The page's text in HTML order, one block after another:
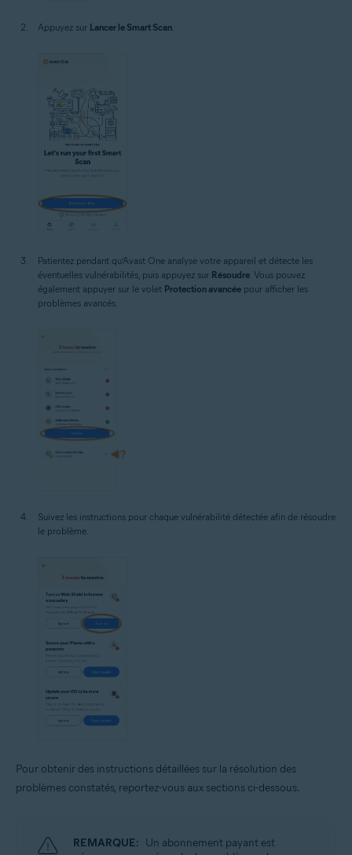
Appuyez sur Lancer le Smart Scan.
Patientez pendant qu’Avast One analyse votre appareil et détecte les
éventuelles vulnérabilités, puis appuyez sur Résoudre. Vous pouvez
également appuyer sur le volet Protection avancée pour afficher les
problèmes avancés.
Suivez les instructions pour chaque vulnérabilité détectée afin de résoudre
le problème.
Pour obtenir des instructions détaillées sur la résolution des
problèmes constatés, reportez-vous aux sections ci-dessous.
REMARQUE: Un abonnement payant est